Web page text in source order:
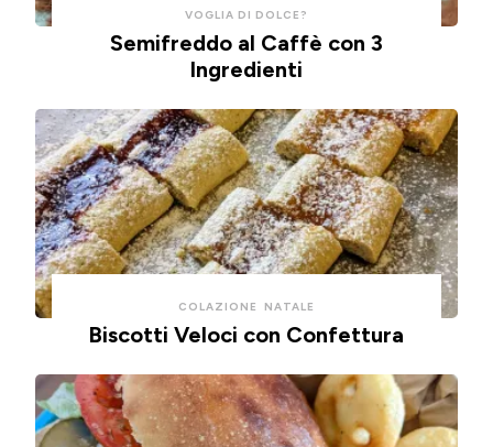
risparmiare
pulizie.
🍞
🫒
cotte
ad
aria.
🍕
VOGLIA DI DOLCE?
Semifreddo al Caffè con 3
Ingredienti
COLAZIONE NATALE
Biscotti Veloci con Confettura